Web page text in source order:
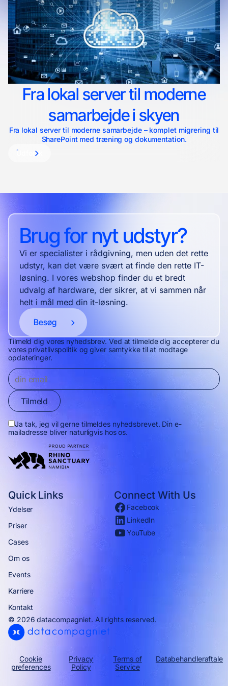
Fra lokal server til moderne
samarbejde i skyen
Fra lokal server til moderne samarbejde – komplet migrering til
SharePoint med træning og dokumentation.
Udforsk
Brug for nyt udstyr?
Vi er specialister i rådgivning, men uden det rette
udstyr, kan det være svært at finde den rette IT-
løsning. I vores webshop finder du et bredt
udvalg af hardware, der sikrer, at vi sammen når
helt i mål med din it-løsning.
Besøg
Tilmeld dig vores nyhedsbrev. Ved at tilmelde dig accepterer du
vores privatlivspolitik og giver samtykke til at modtage
opdateringer.
Tilmeld
Ja tak, jeg vil gerne tilmeldes nyhedsbrevet. Din e-
mailadresse bliver naturligvis hos os.
Quick Links
Ydelser
Priser
Cases
Om os
Events
Karriere
Kontakt
Connect With Us
Facebook
LinkedIn
YouTube
© 2026 datacompagniet. All rights reserved.
Cookie
preferences
Privacy
Policy
Terms of
Service
Databehandleraftale